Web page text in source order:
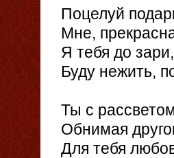
Поцелуй
Мне,
Я тебя до зари,
Буду нежить,
Ты с
Обнимая
Для тебя